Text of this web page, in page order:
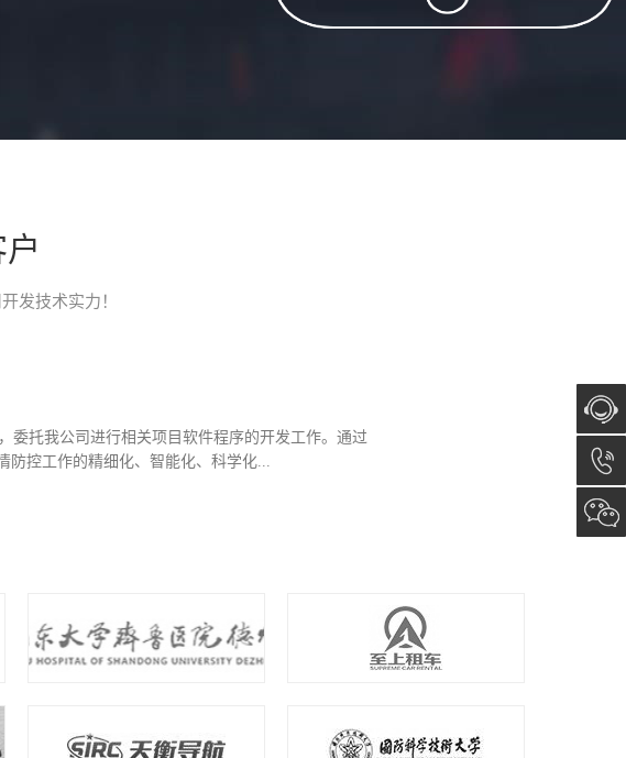
发技术实力！
委托我公司进行相关项目软件程序的开发工作。通过
防控工作的精细化、智能化、科学化...
在线咨
询